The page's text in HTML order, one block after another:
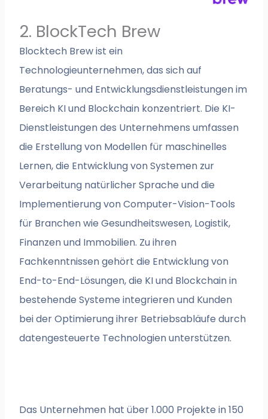
2. BlockTech Brew
Blocktech Brew ist ein
Technologieunternehmen, das sich auf
Beratungs- und Entwicklungsdienstleistungen im
Bereich KI und Blockchain konzentriert. Die KI-
Dienstleistungen des Unternehmens umfassen
die Erstellung von Modellen für maschinelles
Lernen, die Entwicklung von Systemen zur
Verarbeitung natürlicher Sprache und die
Implementierung von Computer-Vision-Tools
für Branchen wie Gesundheitswesen, Logistik,
Finanzen und Immobilien. Zu ihren
Fachkenntnissen gehört die Entwicklung von
End-to-End-Lösungen, die KI und Blockchain in
bestehende Systeme integrieren und Kunden
bei der Optimierung ihrer Betriebsabläufe durch
datengesteuerte Technologien unterstützen.
Das Unternehmen hat über 1.000 Projekte in 150